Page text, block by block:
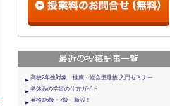
高校2年生対象 推薦・総合型選抜 入門セミナー
冬休みの学習の仕方ガイド
英検®6級・7級 新設！